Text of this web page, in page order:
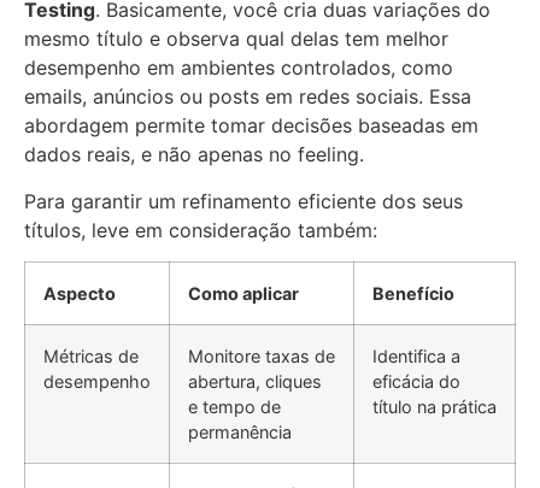
Testing. Basicamente, você cria duas variações do
mesmo título e observa qual delas tem melhor
desempenho em ambientes controlados, como
emails, anúncios ou posts em redes sociais. Essa
abordagem permite tomar decisões baseadas em
dados reais, e não apenas no feeling.
Para garantir um refinamento eficiente dos seus
títulos, leve em consideração também:
Aspecto Como aplicar Benefício
Métricas de
desempenho
Monitore taxas de
abertura, cliques
e tempo de
permanência
Identifica a
eficácia do
título na prática